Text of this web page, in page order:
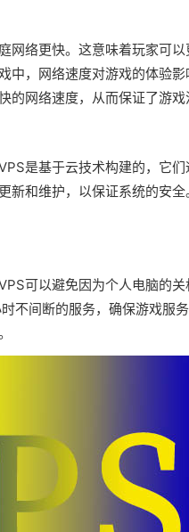
网络更快。这意味着玩家可
中，网络速度对游戏的体验
的网络速度，从而保证了游戏
是基于云技术构建的，它
新和维护，以保证系统的安
可以避免因为个人电脑的
不间断的服务，确保游戏服